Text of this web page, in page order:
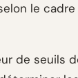
le
de seuils